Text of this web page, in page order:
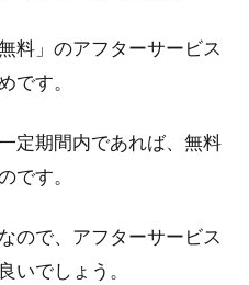
料」のアフターサービス
です。
定期間内であれば、無料
です。
ので、アフターサービス
いでしょう。